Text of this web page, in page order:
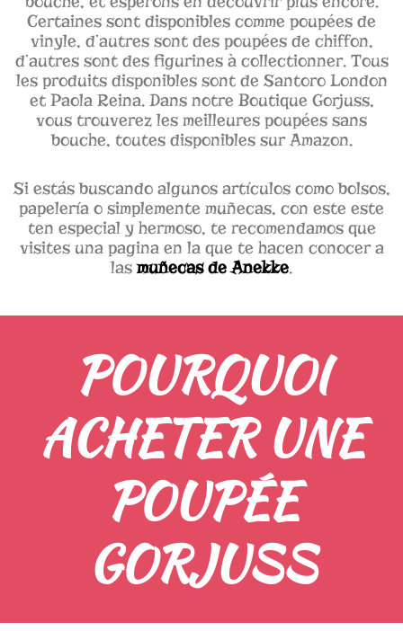
Certaines sont disponibles comme poupées de
vinyle, d’autres sont des poupées de chiffon,
d’autres sont des figurines à collectionner. Tous
les produits disponibles sont de Santoro London
et Paola Reina. Dans notre Boutique Gorjuss,
vous trouverez les meilleures poupées sans
bouche, toutes disponibles sur Amazon.
Si estás buscando algunos artículos como bolsos,
papelería o simplemente muñecas, con este este
ten especial y hermoso, te recomendamos que
visites una pagina en la que te hacen conocer a
lasmuñecas de Anekke.
POURQUOI
ACHETER UNE
POUPÉE
GORJUSS